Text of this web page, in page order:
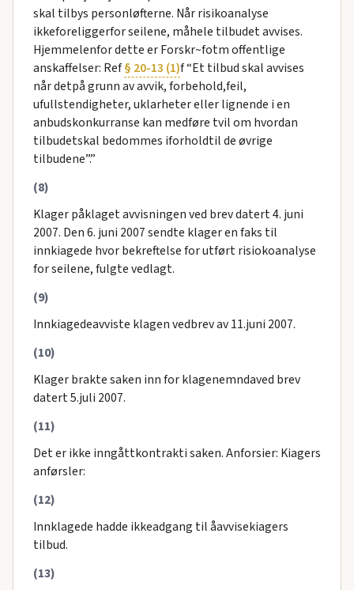
skal tilbys personløfterne. Når risikoanalyse
ikkeforeliggerfor seilene, måhele tilbudet avvises.
Hjemmelenfor dette er Forskr~fotm offentlige
anskaffelser: Ref§ 20-13 (1)f “Et tilbud skal avvises
når detpå grunn av avvik, forbehold,feil,
ufullstendigheter, uklarheter eller lignende i en
anbudskonkurranse kan medføre tvil om hvordan
tilbudetskal bedommes iforholdtil de øvrige
tilbudene”.”
(8)
Klager påklaget avvisningen ved brev datert 4. juni
2007. Den 6. juni 2007 sendte klager en faks til
innkiagede hvor bekreftelse for utført risiokoanalyse
for seilene, fulgte vedlagt.
(9)
Innkiagedeavviste klagen vedbrev av 11.juni 2007.
(10)
Klager brakte saken inn for klagenemndaved brev
datert 5.juli 2007.
(11)
Det er ikke inngåttkontrakti saken. Anforsier: Kiagers
anførsler:
(12)
Innklagede hadde ikkeadgang til åavvisekiagers
tilbud.
(13)